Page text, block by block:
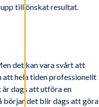
till önskat resultat.
det kan vara svårt att
att hela tiden professionellt
dags att utföra en
börjar det blir dags att göra